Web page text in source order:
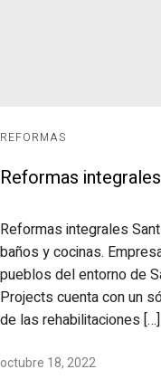
REFORMAS
Reformas
Reformas integrales
baños y cocinas.
pueblos del entorno de
Projects cuenta con un
de las rehabilitaciones […]
octubre 18, 2022